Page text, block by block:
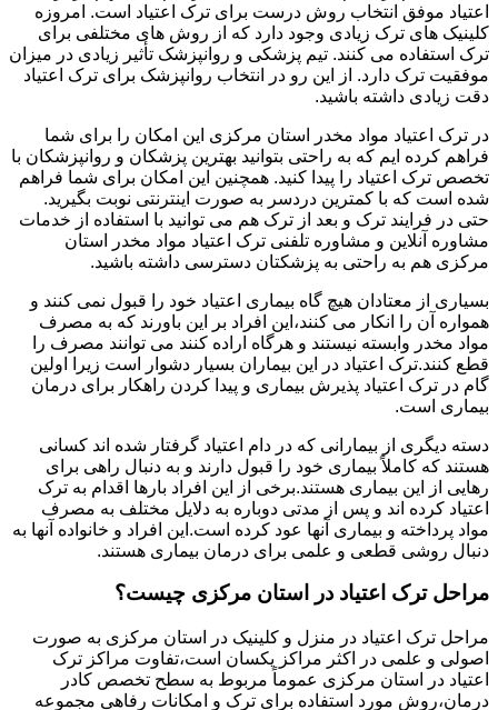
اعتیاد موفق انتخاب روش درست برای ترک اعتیاد است. امروزه
کلینیک های ترک زیادی وجود دارد که از روش های مختلفی برای
ترک استفاده می کنند. تیم پزشکی و روانپزشک تأثیر زیادی در میزان
موفقیت ترک دارد. از این رو در انتخاب روانپزشک برای ترک اعتیاد
دقت زیادی داشته باشید.
در ترک اعتیاد مواد مخدر استان مرکزی این امکان را برای شما
فراهم کرده ایم که به راحتی بتوانید بهترین پزشکان و روانپزشکان با
تخصص ترک اعتیاد را پیدا کنید. همچنین این امکان برای شما فراهم
شده است که با کمترین دردسر به صورت اینترنتی نوبت بگیرید.
حتی در فرایند ترک و بعد از ترک هم می توانید با استفاده از خدمات
مشاوره آنلاین و مشاوره تلفنی ترک اعتیاد مواد مخدر استان
مرکزی هم به راحتی به پزشکتان دسترسی داشته باشید.
بسیاری از معتادان هیچ گاه بیماری اعتیاد خود را قبول نمی کنند و
همواره آن را انکار می کنند،این افراد بر این باورند که به مصرف
مواد مخدر وابسته نیستند و هرگاه اراده کنند می توانند مصرف را
قطع کنند.ترک اعتیاد در این بیماران بسیار دشوار است زیرا اولین
گام در ترک اعتیاد پذیرش بیماری و پیدا کردن راهکار برای درمان
بیماری است.
دسته دیگری از بیمارانی که در دام اعتیاد گرفتار شده اند کسانی
هستند که کاملاً بیماری خود را قبول دارند و به دنبال راهی برای
رهایی از این بیماری هستند.برخی از این افراد بارها اقدام به ترک
اعتیاد کرده اند و پس از مدتی دوباره به دلایل مختلف به مصرف
مواد پرداخته و بیماری آنها عود کرده است.این افراد و خانواده آنها به
دنبال روشی قطعی و علمی برای درمان بیماری هستند.
مراحل ترک اعتیاد در استان مرکزی چیست؟
مراحل ترک اعتیاد در منزل و کلینیک در استان مرکزی به صورت
اصولی و علمی در اکثر مراکز یکسان است،تفاوت مراکز ترک
اعتیاد در استان مرکزی عموماً مربوط به سطح تخصص کادر
درمان،روش مورد استفاده برای ترک و امکانات رفاهی مجموعه